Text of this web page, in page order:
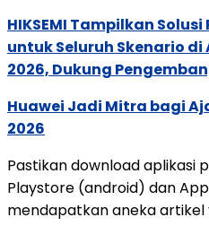
HIKSEMI Tampilkan
untuk Seluruh Skenario di
2026, Dukung
Huawei Jadi Mitra bagi
2026
Pastikan download aplikasi
Playstore (android) dan
mendapatkan aneka artikel